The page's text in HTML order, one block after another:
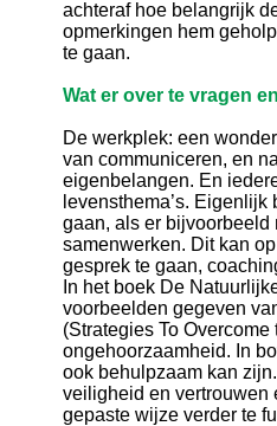
achteraf hoe belangrijk
opmerkingen hem
te gaan.
Wat er over te vragen
De werkplek: een
van communiceren, en
eigenbelangen. En
levensthema’s.
gaan, als er bijvoorbeeld
samenwerken. Dit kan
gesprek te gaan,
In het boek De
voorbeelden gegeven
(Strategies To
ongehoorzaamheid. In
ook behulpzaam kan
veiligheid en vertrouwen
gepaste wijze verder te